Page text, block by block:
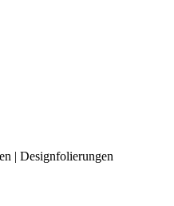
| Designfolierungen